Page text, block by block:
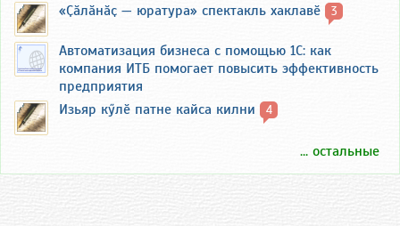
«Ҫӑлӑнӑҫ — юратура» спектакль хаклавӗ
3
Автоматизация бизнеса с помощью 1С: как
компания ИТБ помогает повысить эффективность
предприятия
Изьяр кӳлӗ патне кайса килни
4
... остальные